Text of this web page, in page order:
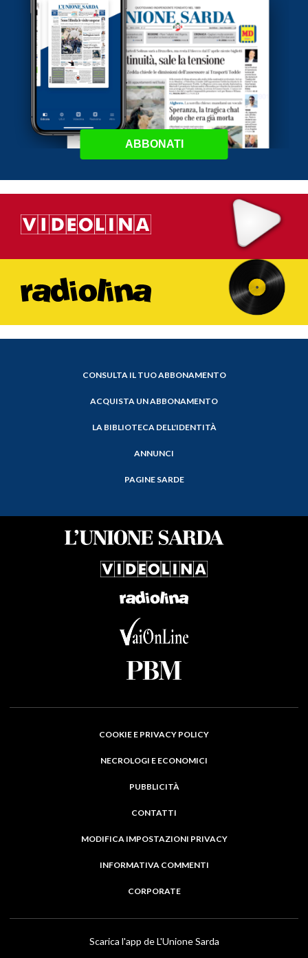
ABBONATI
CONSULTA IL TUO ABBONAMENTO
ACQUISTA UN ABBONAMENTO
LA BIBLIOTECA DELL'IDENTITÀ
ANNUNCI
PAGINE SARDE
COOKIE E PRIVACY POLICY
NECROLOGI E ECONOMICI
PUBBLICITÀ
CONTATTI
MODIFICA IMPOSTAZIONI PRIVACY
INFORMATIVA COMMENTI
CORPORATE
Scarica l'app de L'Unione Sarda